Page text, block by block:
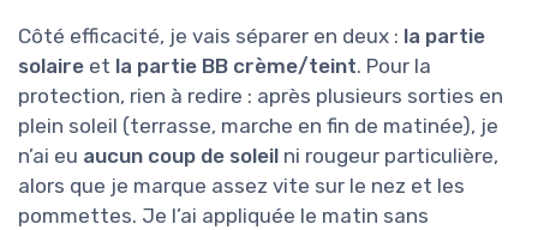
Côté efficacité, je vais séparer en deux : la partie
solaire et la partie BB crème/teint. Pour la
protection, rien à redire : après plusieurs sorties en
plein soleil (terrasse, marche en fin de matinée), je
n’ai eu aucun coup de soleil ni rougeur particulière,
alors que je marque assez vite sur le nez et les
pommettes. Je l’ai appliquée le matin sans